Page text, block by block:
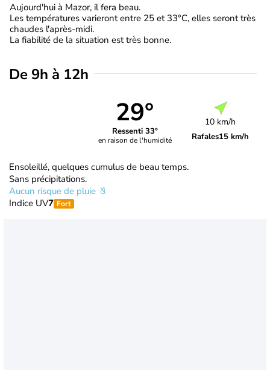
Aujourd'hui à Mazor, il fera beau.
Les températures varieront entre 25 et 33°C, elles seront très
chaudes l'après-midi.
La fiabilité de la situation est très bonne.
De 9h à 12h
29°
Ressenti 33°
en raison de l'humidité
10 km/h
Rafales15 km/h
Ensoleillé, quelques cumulus de beau temps.
Sans précipitations.
Aucun risque de pluie
Indice UV7 Fort